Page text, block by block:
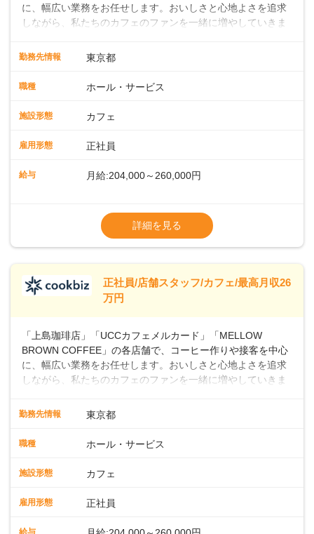
に、幅広い業務をお任せします。おいしさと心地よさを追求
しながら、私たちのカフェのファンを一緒に増やしていきま
クの作成お客様のご案内、レジ対応軽食メニューの調理店内
ート体制充実コーヒーの知識から接客マナーまで、先輩スタ
年齢層が活躍しており、チームワークも抜群です。基本マニ
業務に馴染める環境です。「カフェの接客は初めて」という
ッフとして経験を積んだ後、店長を目指してみませんか。売
よ♪あなたも、無理なくステップアップできる環境で、少しず
つ成長していきませんか？
勤務先情報 東京都
職種 ホール・サービス
施設形態 カフェ
雇用形態 正社員
給与 月給:204,000～260,000円
ます・東日本エリア：月給21万4000～27万
※経験・スキルを考慮の上、決定します。
※別途、残業代および各種手当あり
※試用期間なし
■店長職： ・西日本／月給26万7500円
万円＋賞与(年3回)・店長職：年収410万円／
詳細を見る
正社員/店舗スタッフ/カフェ/最高月収26
万円
「上島珈琲店」「UCCカフェメルカード」「MELLOW
BROWN COFFEE」の各店舗で、コーヒー作りや接客を中心
に、幅広い業務をお任せします。おいしさと心地よさを追求
しながら、私たちのカフェのファンを一緒に増やしていきま
クの作成お客様のご案内、レジ対応軽食メニューの調理店内
ート体制充実コーヒーの知識から接客マナーまで、先輩スタ
年齢層が活躍しており、チームワークも抜群です。基本マニ
業務に馴染める環境です。「カフェの接客は初めて」という
ッフとして経験を積んだ後、店長を目指してみませんか。売
勤務先情報 東京都
職種 ホール・サービス
施設形態 カフェ
雇用形態 正社員
給与